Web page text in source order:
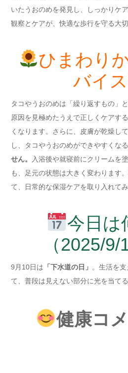
いたうおのめを発見し、しっかりケ
観察とケアが、快適な歩行を守る大
ひまわり
バイス
タコやうおのめは「繰り返すもの」
原因を見極めたうえで正しくケアす
くなります。さらに、皮膚が乾燥し
し、タコやうおのめができやすくな
せん。
入浴後や就寝前にクリームを
も、足元の状態は大きく変わります
て、日常的な保湿ケアを取り入れてみ
今日は
（2025/9/
9月10日は 「下水道の日」 。生活を
て、普段は見えない部分に光を当てる
健康コ